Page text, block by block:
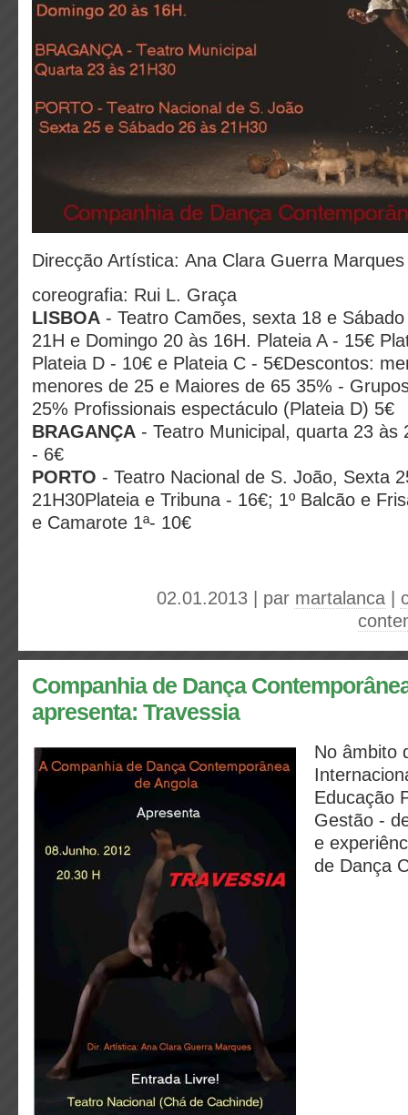
Direcção Artística: Ana Clara Guerra Marques
coreografia: Rui L. Graça
LISBOA - Teatro Camões, sexta 18 e
21H e Domingo 20 às 16H. Plateia A - 15€
Plateia D - 10€ e Plateia C - 5€Descontos:
menores de 25 e Maiores de 65 35% -
25% Profissionais espectáculo (Plateia D) 5€
BRAGANÇA - Teatro Municipal, quarta 23 às
- 6€
PORTO - Teatro Nacional de S. João, Sexta
21H30Plateia e Tribuna - 16€; 1º Balcão e
e Camarote 1ª- 10€
02.01.2013 | par martalanca
Companhia de Dança
apresenta: Travessia
No âmbito
Educação
Gestão -
e
de Dança